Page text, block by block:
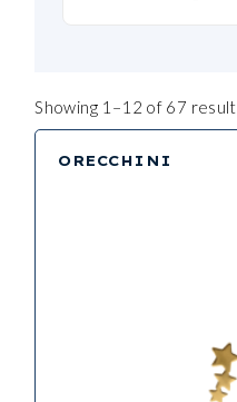
Showing 1–12 of 67
ORECCHINI